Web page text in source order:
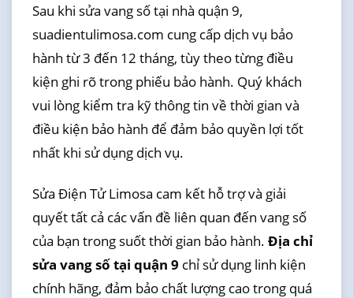
Sau khi sửa vang số tại nhà quận 9,
suadientulimosa.com cung cấp dịch vụ bảo
hành từ 3 đến 12 tháng, tùy theo từng điều
kiện ghi rõ trong phiếu bảo hành. Quý khách
vui lòng kiểm tra kỹ thông tin về thời gian và
điều kiện bảo hành để đảm bảo quyền lợi tốt
nhất khi sử dụng dịch vụ.
Sửa Điện Tử Limosa cam kết hỗ trợ và giải
quyết tất cả các vấn đề liên quan đến vang số
của bạn trong suốt thời gian bảo hành. Địa chỉ
sửa vang số tại quận 9 chỉ sử dụng linh kiện
chính hãng, đảm bảo chất lượng cao trong quá